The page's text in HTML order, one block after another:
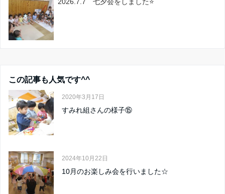
この記事も人気です^^
2020年3月17日
すみれ組さんの様子⑮
2024年10月22日
10月のお楽しみ会を行いました☆